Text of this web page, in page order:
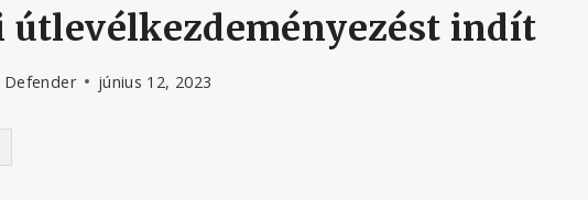
útlevélkezdeményezést indít
Defender június 12, 2023